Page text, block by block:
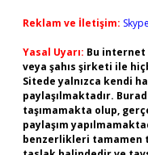
Reklam ve İletişim:
Yasal Uyarı: Bu
veya şahıs şirketi ile
Sitede yalnızca kendi
paylaşılmaktadır.
taşımamakta olup,
paylaşım
benzerlikleri tamamen